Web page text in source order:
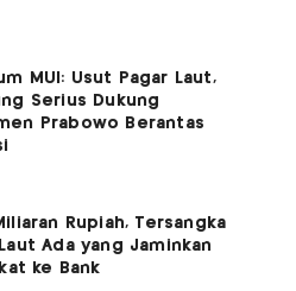
MUI: Usut Pagar Laut,
Serius Dukung
Prabowo Berantas
Rupiah, Tersangka
Ada yang Jaminkan
ke Bank